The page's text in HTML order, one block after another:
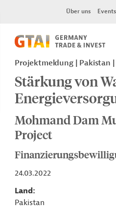
Über uns Events
Projektmeldung Pakistan
Stärkung von
Mohmand Dam
Project
24.03.2022
Land
Pakistan